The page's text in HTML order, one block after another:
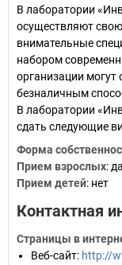
В лаборатории
осуществляют
внимательные
набором
организации
безналичным
В лаборатории
сдать следующие
Форма
Прием взрослых: да
Прием детей: нет
Контактная
Страницы в
Веб-сайт: http://